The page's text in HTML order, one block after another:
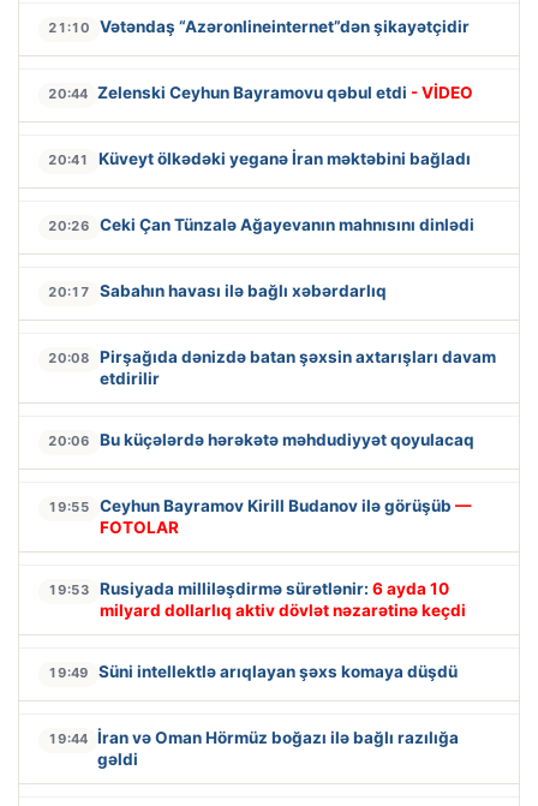
21:10 Vətəndaş “Azəronlineinternet”dən şikayətçidir
20:44 Zelenski Ceyhun Bayramovu qəbul etdi - VİDEO
20:41 Küveyt ölkədəki yeganə İran məktəbini bağladı
20:26 Ceki Çan Tünzalə Ağayevanın mahnısını dinlədi
20:17 Sabahın havası ilə bağlı xəbərdarlıq
20:08
Pirşağıda dənizdə batan şəxsin axtarışları davam
etdirilir
20:06 Bu küçələrdə hərəkətə məhdudiyyət qoyulacaq
19:55 Ceyhun Bayramov Kirill Budanov ilə görüşüb —
FOTOLAR
19:53 Rusiyada milliləşdirmə sürətlənir: 6 ayda 10
milyard dollarlıq aktiv dövlət nəzarətinə keçdi
19:49 Süni intellektlə arıqlayan şəxs komaya düşdü
19:44 İran və Oman Hörmüz boğazı ilə bağlı razılığa
gəldi